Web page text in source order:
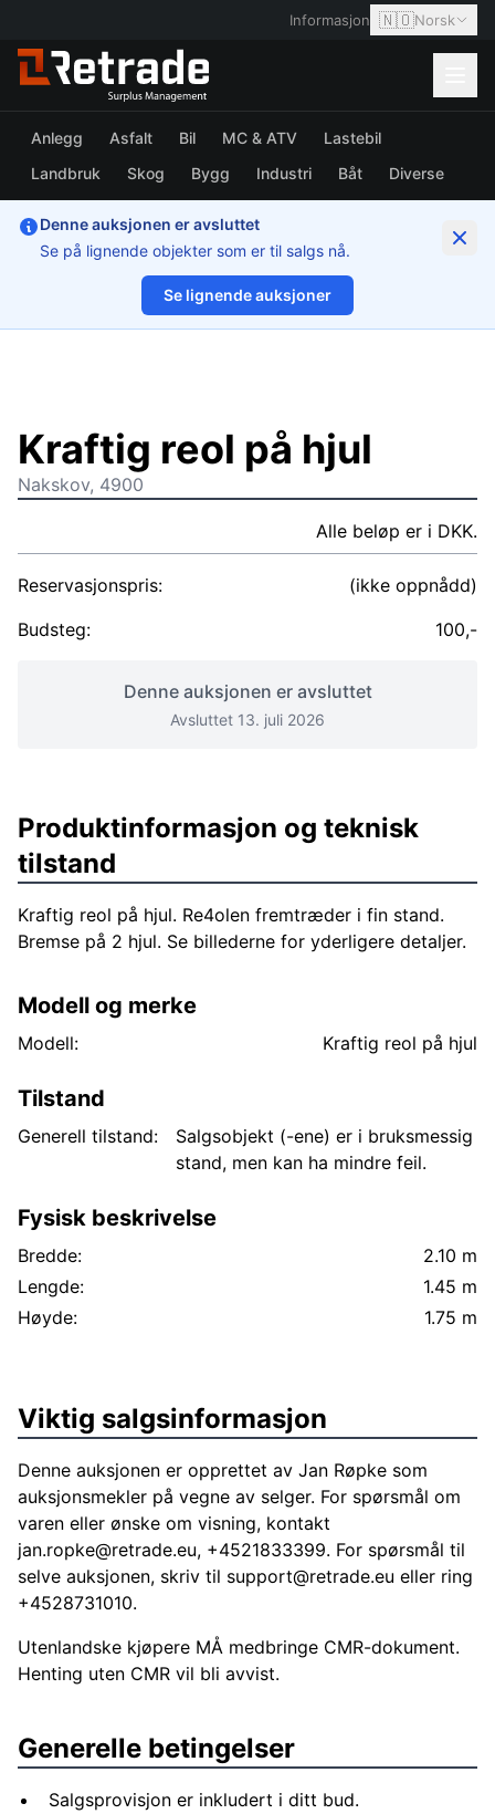
Informasjon 🇳🇴Norsk
Anlegg Asfalt Bil MC & ATV
Lastebil
Landbruk
Skog Bygg Industri Båt Diverse
Denne auksjonen er avsluttet
Se på lignende objekter som er til salgs nå.
Se lignende auksjoner
1/7
Kraftig reol på hjul
Nakskov, 4900
Alle beløp er i DKK.
Reservasjonspris:
(ikke oppnådd)
Budsteg:
100,-
Denne auksjonen er avsluttet
Avsluttet 13. juli 2026
Produktinformasjon og teknisk
tilstand
Kraftig reol på hjul. Re4olen fremtræder i fin stand.
Bremse på 2 hjul. Se billederne for yderligere detaljer.
Modell og merke
Modell: Kraftig reol på hjul
Tilstand
Generell tilstand:
Salgsobjekt (-ene) er i bruksmessig
stand, men kan ha mindre feil.
Fysisk beskrivelse
Bredde:
2.10 m
Lengde:
1.45 m
Høyde:
1.75 m
Viktig salgsinformasjon
Denne auksjonen er opprettet av Jan Røpke som
auksjonsmekler på vegne av selger. For spørsmål om
varen eller ønske om visning, kontakt
jan.ropke@retrade.eu, +4521833399. For spørsmål til
selve auksjonen, skriv til support@retrade.eu eller ring
+4528731010.
Utenlandske kjøpere MÅ medbringe CMR-dokument.
Henting uten CMR vil bli avvist.
Generelle betingelser
Salgsprovisjon er inkludert i ditt bud.